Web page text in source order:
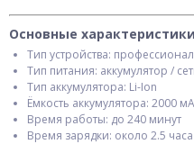
Основные характеристики
Тип устройства:
Тип питания: аккумулятор /
Тип аккумулятора: Li-Ion
Ёмкость аккумулятора: 2000
Время работы: до 240 минут
Время зарядки: около 2.5 часа